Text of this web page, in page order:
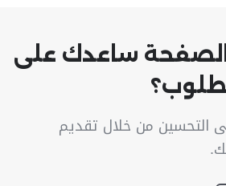
ساعدك على
التحسين من خلال تقديم